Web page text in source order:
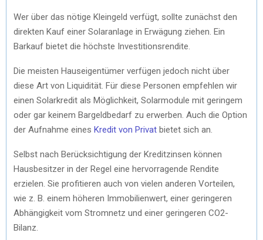
Wer über das nötige Kleingeld verfügt, sollte zunächst den
direkten Kauf einer Solaranlage in Erwägung ziehen. Ein
Barkauf bietet die höchste Investitionsrendite.
Die meisten Hauseigentümer verfügen jedoch nicht über
diese Art von Liquidität. Für diese Personen empfehlen wir
einen Solarkredit als Möglichkeit, Solarmodule mit geringem
oder gar keinem Bargeldbedarf zu erwerben. Auch die Option
der Aufnahme eines Kredit von Privat bietet sich an.
Selbst nach Berücksichtigung der Kreditzinsen können
Hausbesitzer in der Regel eine hervorragende Rendite
erzielen. Sie profitieren auch von vielen anderen Vorteilen,
wie z. B. einem höheren Immobilienwert, einer geringeren
Abhängigkeit vom Stromnetz und einer geringeren CO2-
Bilanz.